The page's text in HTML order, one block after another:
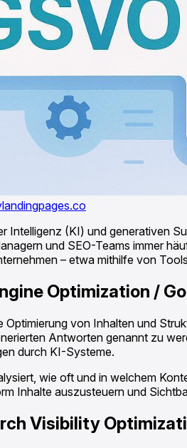
Intelligenz (KI) und generativen
und SEO-Teams immer
– etwa mithilfe von
Optimization /
Optimierung von Inhalten und
Antworten genannt zu
durch KI-Systeme.
wie oft und in welchem
Inhalte auszusteuern und
Visibility